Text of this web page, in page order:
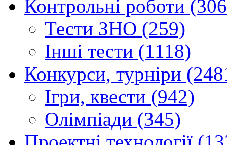
Контрольні роботи
Тести ЗНО (259)
Інші тести (1118)
Конкурси, турніри
Ігри, квести (942)
Олімпіади (345)